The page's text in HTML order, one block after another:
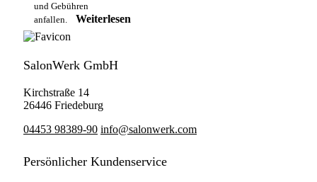
und Gebühren
anfallen.
Weiterlesen
SalonWerk GmbH
Kirchstraße 14
26446 Friedeburg
04453 98389-90 info@salonwerk.com
Persönlicher Kundenservice